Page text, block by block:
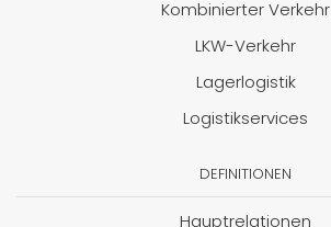
Kombinierter Verkehr
LKW-Verkehr
Lagerlogistik
Logistikservices
DEFINITIONEN
Hauptrelationen